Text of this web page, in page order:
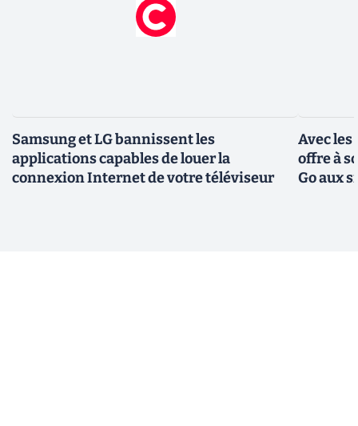
Samsung et LG bannissent les
applications capables de louer la
connexion Internet de votre téléviseur
Avec
offre à
Go aux